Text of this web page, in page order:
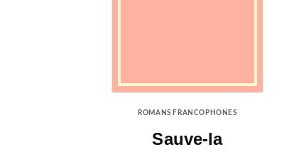
ROMANS FRANCOPHONES
Sauve-la